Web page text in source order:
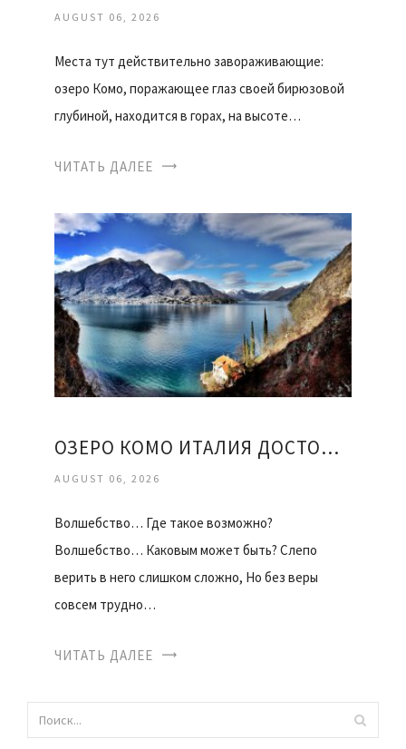
AUGUST 06, 2026
Места тут действительно завораживающие:
озеро Комо, поражающее глаз своей бирюзовой
глубиной, находится в горах, на высоте…
ЧИТАТЬ ДАЛЕЕ
ОЗЕРО КОМО ИТАЛИЯ ДОСТОПРИМЕЧАТЕЛЬНОСТИ
AUGUST 06, 2026
Волшебство… Где такое возможно?
Волшебство… Каковым может быть? Слепо
верить в него слишком сложно, Но без веры
совсем трудно…
ЧИТАТЬ ДАЛЕЕ